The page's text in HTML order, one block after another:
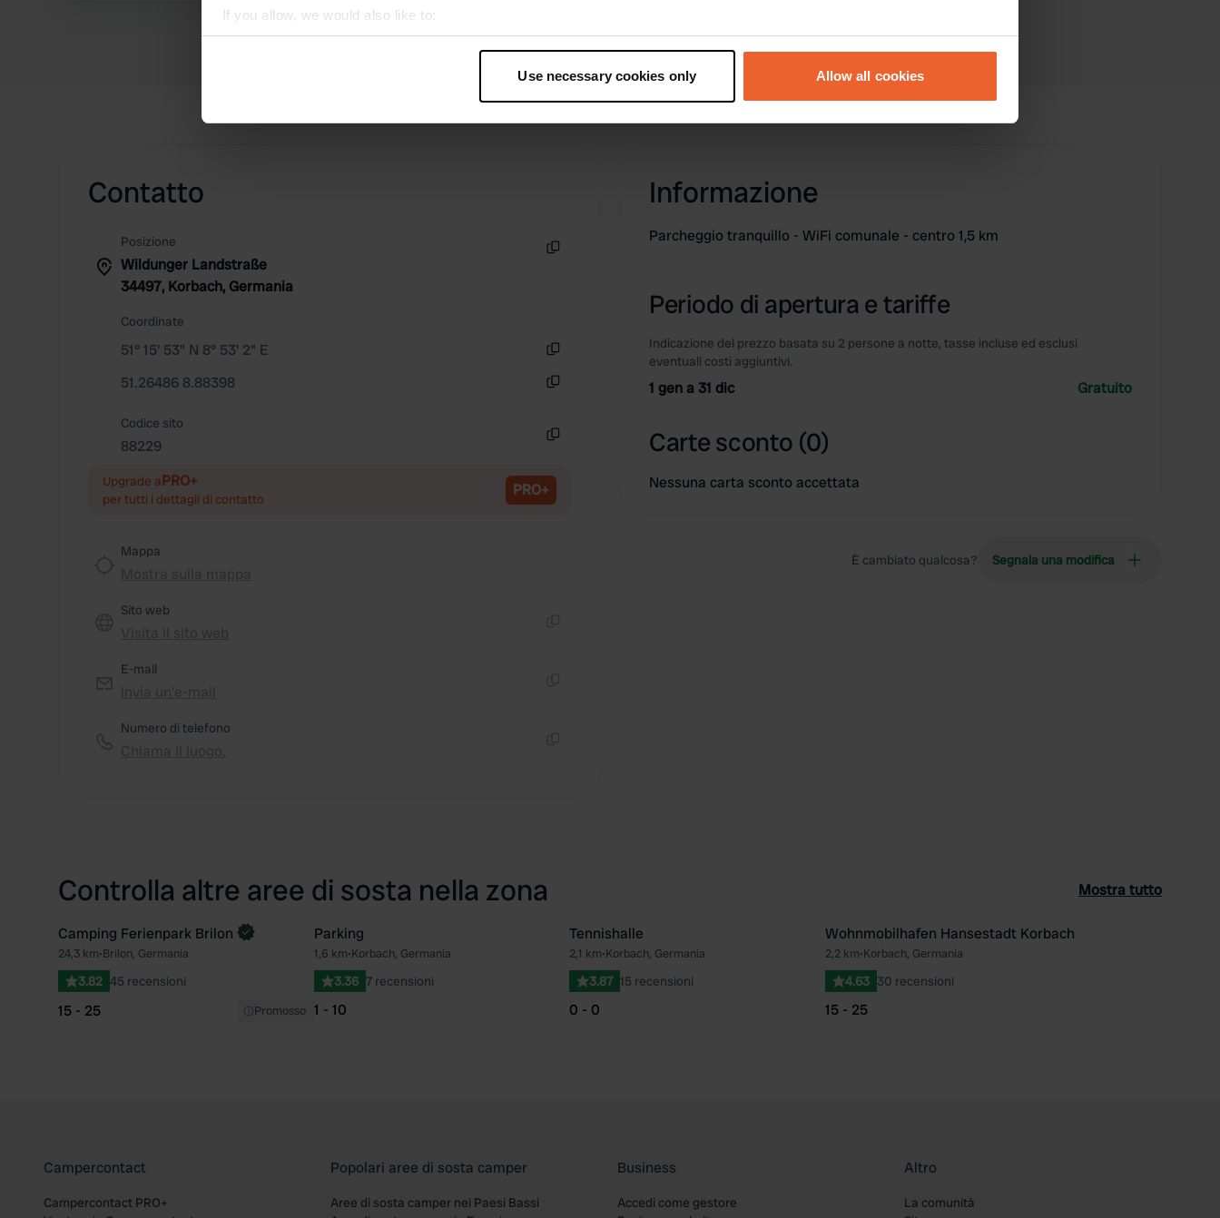
If you allow, we would also like to:
Collect information about your geographical location which can be accurate to within several meters
Find out more about how your personal data is processed and set your preferences in the
Use necessary cookies only Allow all cookies
Contatto
Posizione
Wildunger Landstraße
34497, Korbach, Germania
Coordinate
51° 15' 53" N 8° 53' 2" E
51.26486 8.88398
Codice sito
88229
Upgrade aPRO+
per tutti i dettagli di contatto PRO+
Mappa
Sito web
E-mail
Numero di telefono
Informazione
Parcheggio tranquillo - WiFi comunale - centro 1,5 km
Periodo di apertura e tariffe
Indicazione del prezzo basata su 2 persone a notte, tasse incluse ed esclusi
eventuali costi aggiuntivi.
1 gen a 31 dic Gratuito
Carte sconto (0)
Nessuna carta sconto accettata
È cambiato qualcosa? Segnala una modifica
Controlla altre aree di sosta nella zona Mostra tutto
Preferito
Prenota ora
Camping Ferienpark Brilon
24,3 km•Brilon, Germania
3.82 45 recensioni
15 - 25 Promosso
Preferito
Parking
1,6 km•Korbach, Germania
3.36 7 recensioni
1 - 10
Preferito
Tennishalle
2,1 km•Korbach, Germania
3.87 15 recensioni
0 - 0
Wohnmobilhafen Hansestadt Korbach
2,2 km•Korbach, Germania
4.63 30 recensioni
15 - 25
Campercontact
Campercontact PRO+
Popolari aree di sosta camper
Aree di sosta camper nei Paesi Bassi
Business
Accedi come gestore
Altro
La comunità